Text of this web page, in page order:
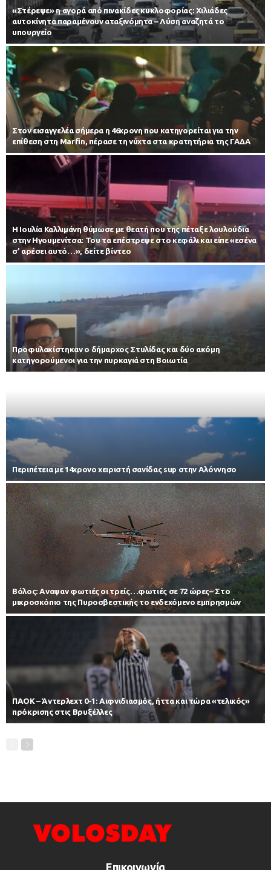
«Στέρεψε» η αγορά από πινακίδες κυκλοφορίας: Χιλιάδες
αυτοκίνητα παραμένουν αταξινόμητα – Λύση αναζητά το
υπουργείο
Στον εισαγγελέα σήμερα η 46χρονη που κατηγορείται για την
επίθεση στη Marfin, πέρασε τη νύχτα στα κρατητήρια της ΓΑΔΑ
Η Ιουλία Καλλιμάνη θύμωσε με θεατή που της πέταξε λουλούδια
στην Ηγουμενίτσα: Του τα επέστρεψε στο κεφάλι και είπε «εσένα
σ’ αρέσει αυτό…», δείτε βίντεο
Προφυλακίστηκαν ο δήμαρχος Στυλίδας και δύο ακόμη
κατηγορούμενοι για την πυρκαγιά στη Βοιωτία
Περιπέτεια με 14χρονο χειριστή σανίδας sup στην Αλόννησο
Βόλος: Αναψαν φωτιές οι τρείς…φωτιές σε 72 ώρες– Στο
μικροσκόπιο της Πυροσβεστικής το ενδεχόμενο εμπρησμών
ΠΑΟΚ – Άντερλεχτ 0-1: Αιφνιδιασμός, ήττα και τώρα «τελικός»
πρόκρισης στις Βρυξέλλες
Επικοινωνία